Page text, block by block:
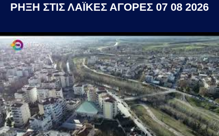
ΡΗΞΗ ΣΤΙΣ ΛΑΪΚΕΣ ΑΓΟΡΕΣ 07 08 2026